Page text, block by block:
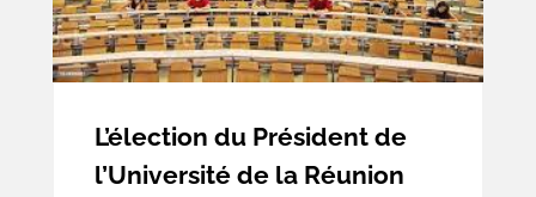
L’élection du Président de
l’Université de la Réunion